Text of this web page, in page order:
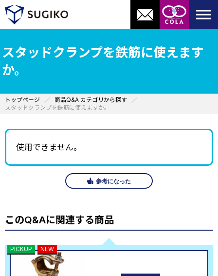
スタッドクランプを鉄筋に使えます
か。
トップページ
商品Q&A カテゴリから探す
スタッドクランプを鉄筋に使えますか。
使用できません。
参考になった
このQ&Aに関連する商品
PICKUP NEW